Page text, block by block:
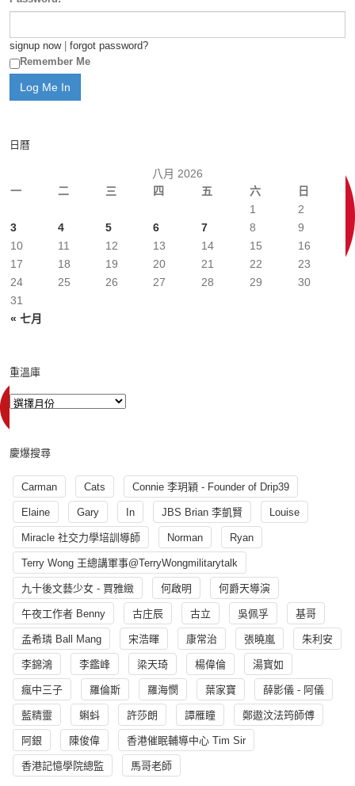
signup now| forgot password?
Remember Me
日曆
八月 2026
一
二 三 四 五 六 日
« 七月
1
2
3
4 5 6 7 8
9
10
11 12 13 14 15
16
17
18 19 20 21 22
23
24
25 26 27 28 29
30
31
重溫庫
慶爆搜尋
Carman Cats Connie 李玥穎 - Founder of Drip39
Elaine Gary In JBS Brian 李凱賢 Louise
Miracle 社交力學培訓導師 Norman Ryan
Terry Wong 王總講軍事@TerryWongmilitarytalk
九十後文藝少女 - 賈雅緻 何啟明 何爵天導演
午夜工作者 Benny 古庄辰 古立 吳佩孚 基哥
孟希璘 Ball Mang 宋浩暉 康常治 張曉嵐 朱利安
李錦鴻 李鑑峰 梁天琦 楊偉倫 湯寳如
瘋中三子 羅倫斯 羅海憫 葉家寶 薛影儀 - 阿儀
藍精靈 蝌蚪 許莎朗 譚雁瞳 鄭遨汶法筠師傅
阿銀 陳俊偉 香港催眠輔導中心 Tim Sir
香港記憶學院總監 馬哥老師